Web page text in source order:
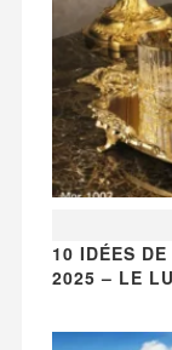
10 IDÉES
2025 – LE